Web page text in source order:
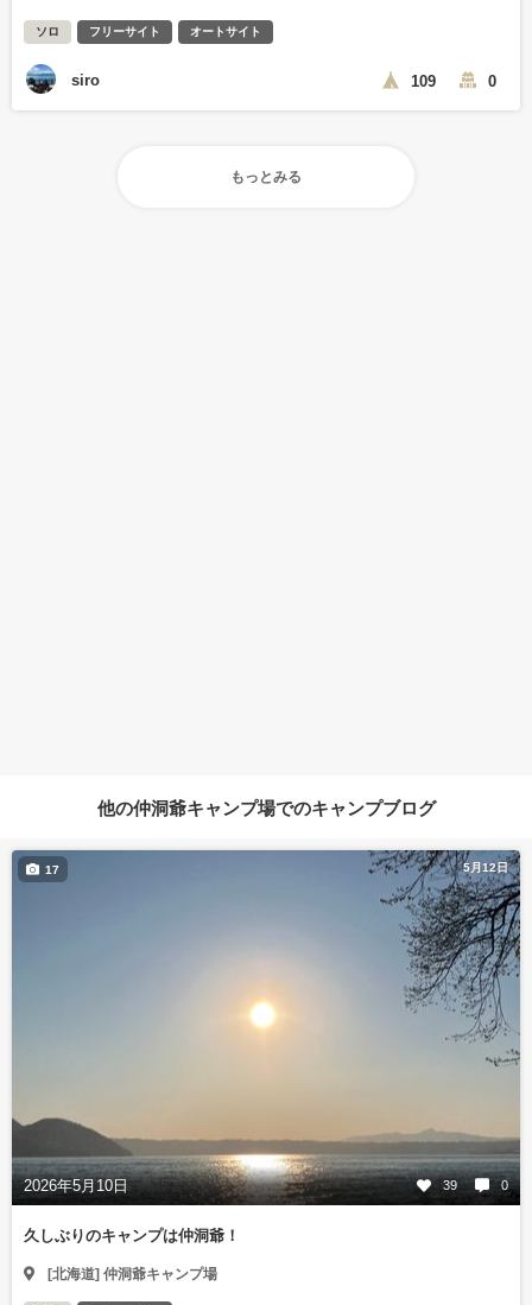
ソロ フリーサイト オートサイト
siro 109 0
もっとみる
他の仲洞爺キャンプ場でのキャンプブログ
5月12日
2026年5月10日 39 0
17
久しぶりのキャンプは仲洞爺！
[北海道] 仲洞爺キャンプ場